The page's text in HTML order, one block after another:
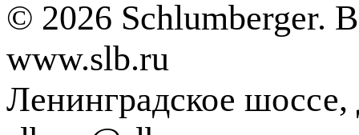
© 2026 Schlumberger.
www.slb.ru
Ленинградское